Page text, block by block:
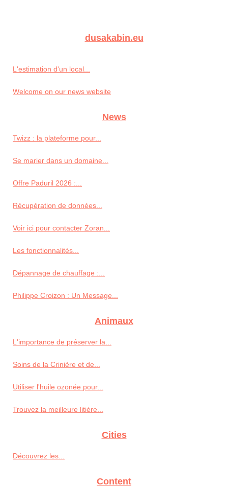
dusakabin.eu
L'estimation d'un local...
Welcome on our news website
News
Twizz : la plateforme pour...
Se marier dans un domaine...
Offre Paduril 2026 :...
Récupération de données...
Voir ici pour contacter Zoran...
Les fonctionnalités...
Dépannage de chauffage :...
Philippe Croizon : Un Message...
Animaux
L'importance de préserver la...
Soins de la Crinière et de...
Utiliser l'huile ozonée pour...
Trouvez la meilleure litière...
Cities
Découvrez les...
Content